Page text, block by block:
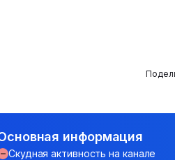
информация
Скудная активность на канале